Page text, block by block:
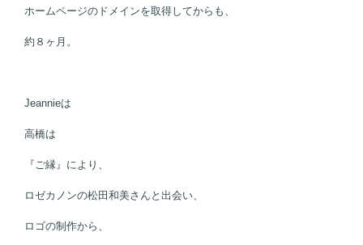
ホームページのドメインを取得してからも、
約８ヶ月。
Jeannieは
高橋は
『ご縁』により、
ロゼカノンの松田和美さんと出会い、
ロゴの制作から、